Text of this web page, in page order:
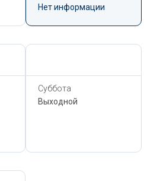
Нет информации
Суббота
Выходной